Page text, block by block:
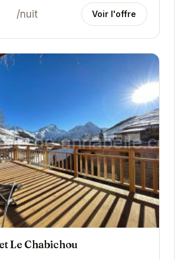
/nuit Voir l'offre
Le Chabichou